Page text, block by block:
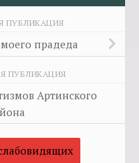
ПУБЛИКАЦИЯ
прадеда
ПУБЛИКАЦИЯ
Артинского